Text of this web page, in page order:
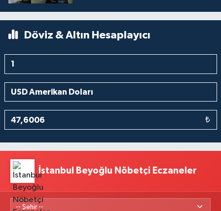
Döviz & Altın Hesaplayıcı
₺
İstanbul Beyoğlu Nöbetçi Eczaneler